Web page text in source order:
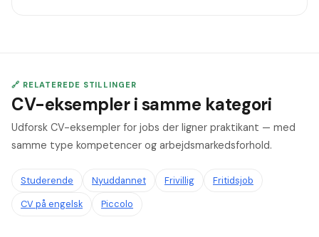
🔗 RELATEREDE STILLINGER
CV-eksempler i samme kategori
Udforsk CV-eksempler for jobs der ligner praktikant — med
samme type kompetencer og arbejdsmarkedsforhold.
Studerende Nyuddannet Frivillig
Fritidsjob
CV på engelsk
Piccolo